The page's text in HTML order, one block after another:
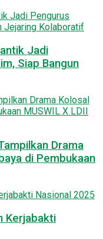
Jadi
Siap Bangun
Drama
di Pembukaan
Kerjabakti